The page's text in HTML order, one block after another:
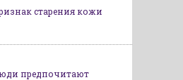
старения кожи
предпочитают